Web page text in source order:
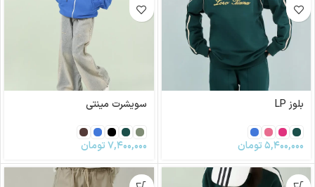
بلوز LP
۵,۴۰۰,۰۰۰تومان
سویشرت مینتی
۷,۴۰۰,۰۰۰تومان